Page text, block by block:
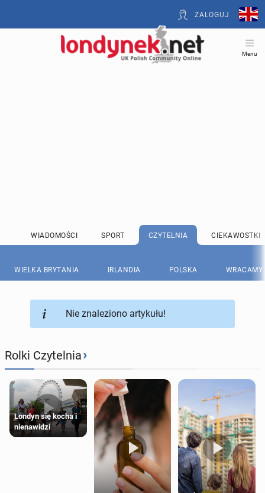
ZALOGUJ
Menu
WIADOMOŚCI SPORT CZYTELNIA CIEKAWOSTKI
WIELKA BRYTANIA IRLANDIA POLSKA WRACAMY
Nie znaleziono artykułu!
Rolki Czytelnia›
Londyn się kocha i
nienawidzi